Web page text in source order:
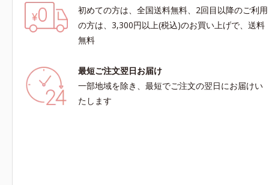
初めての方は、全国送料無料、2回目以降のご利用
の方は、3,300円以上(税込)のお買い上げで、送料
無料
最短ご注文翌日お届け
一部地域を除き、最短でご注文の翌日にお届けい
たします